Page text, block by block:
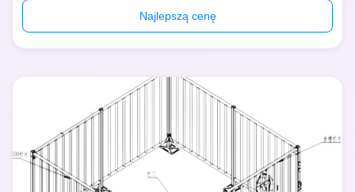
Skrzynia ciążowa ze stali ocynkowanej ogniowo ma
zastosowanie na etapie ciąży dla macior, które mogą w
Najlepszą cenę